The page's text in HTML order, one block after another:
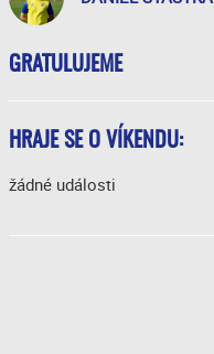
GRATULUJEME
HRAJE SE O VÍKENDU:
žádné události